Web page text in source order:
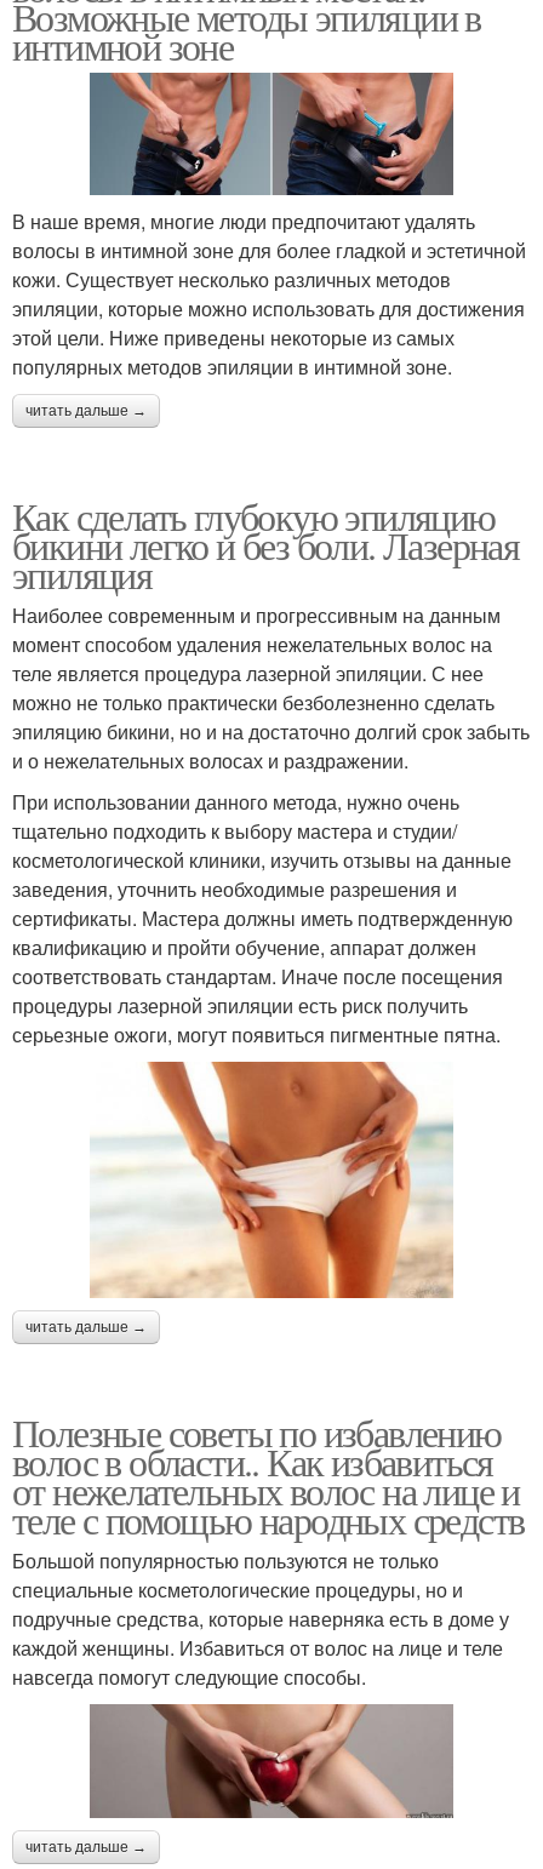
Возможные методы эпиляции в
интимной зоне
В наше время, многие люди предпочитают удалять
волосы в интимной зоне для более гладкой и эстетичной
кожи. Существует несколько различных методов
эпиляции, которые можно использовать для достижения
этой цели. Ниже приведены некоторые из самых
популярных методов эпиляции в интимной зоне.
читать дальше →
Как сделать глубокую эпиляцию
бикини легко и без боли. Лазерная
эпиляция
Наиболее современным и прогрессивным на данным
момент способом удаления нежелательных волос на
теле является процедура лазерной эпиляции. С нее
можно не только практически безболезненно сделать
эпиляцию бикини, но и на достаточно долгий срок забыть
и о нежелательных волосах и раздражении.
При использовании данного метода, нужно очень
тщательно подходить к выбору мастера и студии/
косметологической клиники, изучить отзывы на данные
заведения, уточнить необходимые разрешения и
сертификаты. Мастера должны иметь подтвержденную
квалификацию и пройти обучение, аппарат должен
соответствовать стандартам. Иначе после посещения
процедуры лазерной эпиляции есть риск получить
серьезные ожоги, могут появиться пигментные пятна.
читать дальше →
Полезные советы по избавлению
волос в области.. Как избавиться
от нежелательных волос на лице и
теле с помощью народных средств
Большой популярностью пользуются не только
специальные косметологические процедуры, но и
подручные средства, которые наверняка есть в доме у
каждой женщины. Избавиться от волос на лице и теле
навсегда помогут следующие способы.
читать дальше →